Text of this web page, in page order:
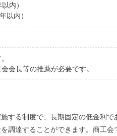
内）
以内）
会長等の推薦が必要です。
する制度で、長期固定の低金利
調達することができます。商工